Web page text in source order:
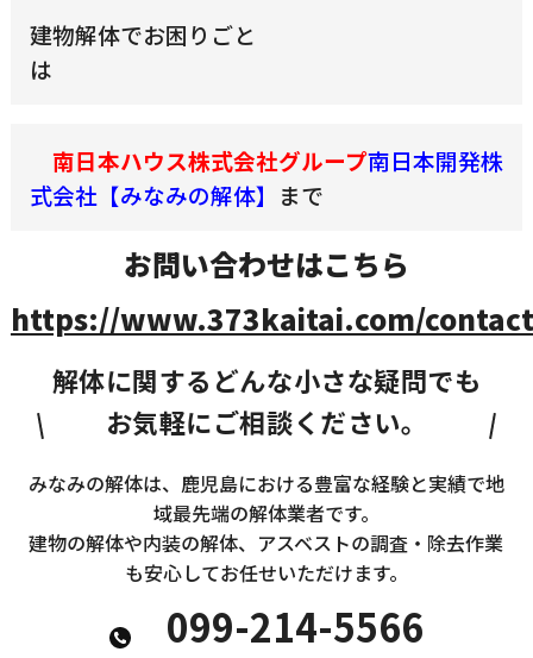
建物解体でお困りごと
南日本ハウス株式会社グループ南日本開発株
式会社【みなみの解体】 まで
お問い合わせはこちら
https://www.373kaitai.com/
解体に関するどんな小さな疑問でも
お気軽にご相談ください。
みなみの解体は、鹿児島における豊富な経験と実績で地
域最先端の解体業者です。
建物の解体や内装の解体、アスベストの調査・除去作業
も安心してお任せいただけます。
099-214-5566